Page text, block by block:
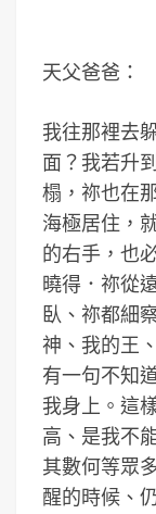
天父爸爸：
我往那裡去
面？我若升
榻，祢也在
海極居住，
的右手，也
曉得．祢從
臥、祢都細
神、我的王
有一句不知
我身上。這
高、是我不
其數何等眾
醒的時候、